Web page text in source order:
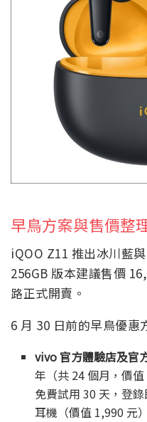
早鳥方案與售價整
iQOO Z11 推出冰川藍
256GB 版本建議售價
路正式開賣。
6 月 30 日前的早鳥優惠
vivo 官方體驗店及官
年（共 24 個月，價
免費試用 30 天，登
耳機（價值 1,990 元）